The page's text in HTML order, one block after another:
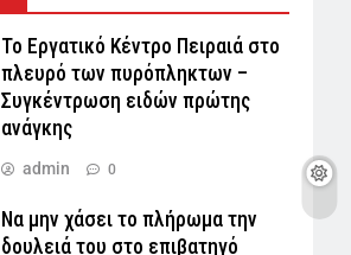
Το Εργατικό Κέντρο Πειραιά στο
πλευρό των πυρόπληκτων –
Συγκέντρωση ειδών πρώτης
ανάγκης
admin 0
Να μην χάσει το πλήρωμα την
δουλειά του στο επιβατηγό